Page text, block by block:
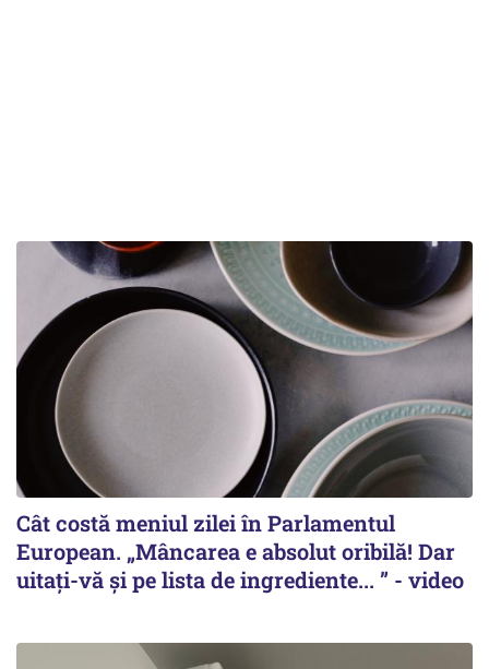
Cât costă meniul zilei în Parlamentul
European. „Mâncarea e absolut oribilă! Dar
uitați-vă și pe lista de ingrediente... ” - video